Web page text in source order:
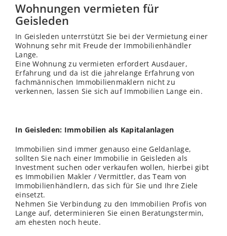
Wohnungen vermieten für
Geisleden
In Geisleden unterrstützt Sie bei der Vermietung einer
Wohnung sehr mit Freude der Immobilienhändler
Lange.
Eine Wohnung zu vermieten erfordert Ausdauer,
Erfahrung und da ist die jahrelange Erfahrung von
fachmännischen Immobilienmaklern nicht zu
verkennen, lassen Sie sich auf Immobilien Lange ein.
In Geisleden: Immobilien als Kapitalanlagen
Immobilien sind immer genauso eine Geldanlage,
sollten Sie nach einer Immobilie in Geisleden als
Investment suchen oder verkaufen wollen, hierbei gibt
es Immobilien Makler / Vermittler, das Team von
Immobilienhändlern, das sich für Sie und Ihre Ziele
einsetzt.
Nehmen Sie Verbindung zu den Immobilien Profis von
Lange auf, determinieren Sie einen Beratungstermin,
am ehesten noch heute.